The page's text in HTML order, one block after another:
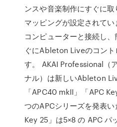
ンスや音楽制作にすぐに
マッピングが設定されて
コンピューターと接続し
ぐにAbleton Liveのコント
す。 AKAI Professional（
ナル）は新しいAbleton
「APC40 mkII」「APC
つのAPCシリーズを発表
Key 25」は5×8 の APC パ